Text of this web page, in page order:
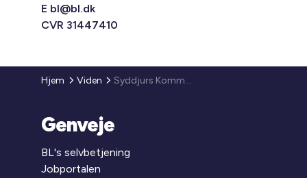
E bl@bl.dk
CVR 31447410
Hjem Viden Syddjurs Kommune
Genveje
BL's selvbetjening
Jobportalen